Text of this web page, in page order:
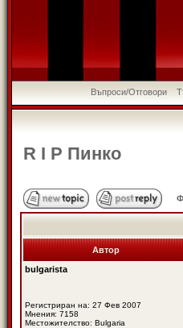
Въпроси/Отговори
R I P Пинко
Автор
bulgarista
Регистриран на: 27 Фев 2007
Мнения: 7158
Местожителство: Bulgaria